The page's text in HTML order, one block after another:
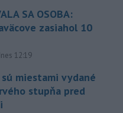
SA OSOBA:
zasiahol 10
12:19
miestami vydané
stupňa pred